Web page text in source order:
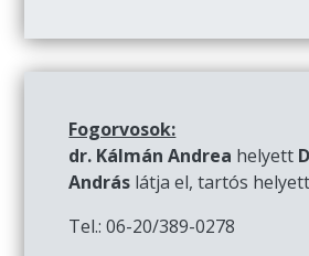
Fogorvosok:
dr. Kálmán Andrea helyett
András látja el, tartós
Tel.: 06-20/389-0278